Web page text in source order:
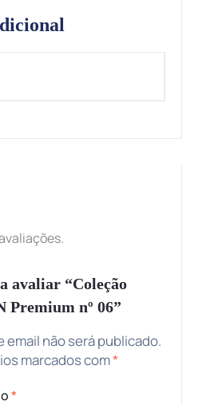
avaliar “Coleção
Premium nº 06”
email não será publicado.
marcados com*
*